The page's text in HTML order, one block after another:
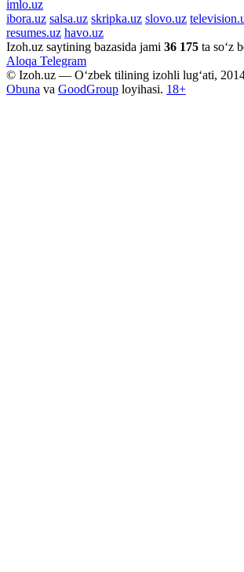
imlo.uz
ibora.uz salsa.uz skripka.uz slovo.uz
resumes.uz havo.uz
Izoh.uz saytining bazasida jami 36 175 ta so‘z
Aloqa Telegram
© Izoh.uz — O‘zbek tilining izohli lug‘ati,
Obuna va GoodGroup loyihasi. 18+